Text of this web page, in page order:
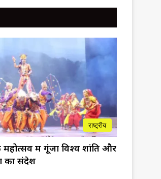
राष्ट्रीय
महोत्सव में गूंजा विश्व शांति और
का संदेश